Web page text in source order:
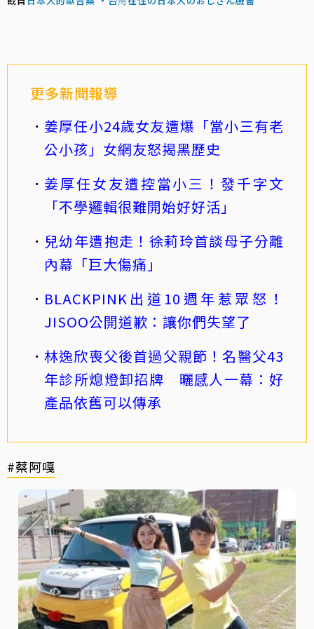
更多新聞報導
姜厚任小24歲女友遭爆「當小三有老
公小孩」女網友怒揭黑歷史
姜厚任女友遭控當小三！發千字文
「不學邏輯很難開始好好活」
兒幼年遭抱走！徐莉玲首談母子分離
內幕「巨大傷痛」
BLACKPINK出道10週年惹眾怒！
JISOO公開道歉：讓你們失望了
林逸欣喪父後首過父親節！名醫父43
年診所熄燈卸招牌 曬感人一幕：好
產品依舊可以傳承
#蔡阿嘎